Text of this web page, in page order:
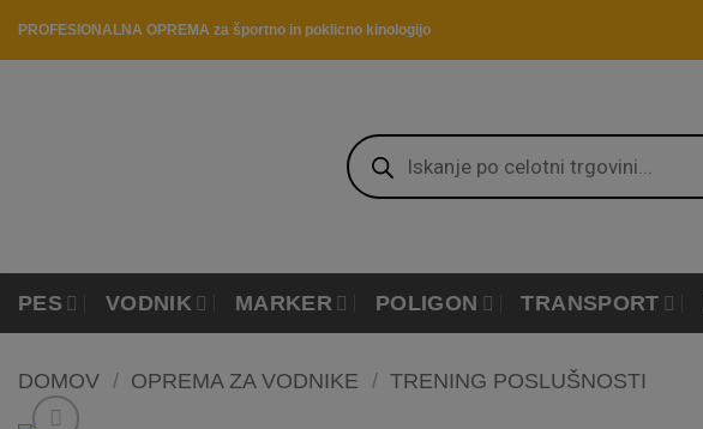
PROFESIONALNA OPREMA za športno in poklicno kinologijo
Products
search
PES VODNIK MARKER POLIGON TRANSPORT
DOMOV / OPREMA ZA VODNIKE / TRENING POSLUŠNOSTI